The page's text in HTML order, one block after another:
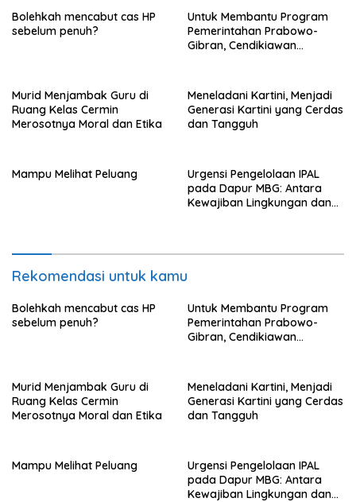
Bolehkah mencabut cas HP
sebelum penuh?
Untuk Membantu Program
Pemerintahan Prabowo-
Gibran, Cendikiawan
Murid Menjambak Guru di
Ruang Kelas Cermin
Merosotnya Moral dan Etika
Meneladani Kartini, Menjadi
Generasi Kartini yang Cerdas
dan Tangguh
Mampu Melihat Peluang
Urgensi Pengelolaan IPAL
pada Dapur MBG: Antara
Kewajiban Lingkungan dan
Rekomendasi untuk kamu
Bolehkah mencabut cas HP
sebelum penuh?
Untuk Membantu Program
Pemerintahan Prabowo-
Gibran, Cendikiawan
Murid Menjambak Guru di
Ruang Kelas Cermin
Merosotnya Moral dan Etika
Meneladani Kartini, Menjadi
Generasi Kartini yang Cerdas
dan Tangguh
Mampu Melihat Peluang
Urgensi Pengelolaan IPAL
pada Dapur MBG: Antara
Kewajiban Lingkungan dan